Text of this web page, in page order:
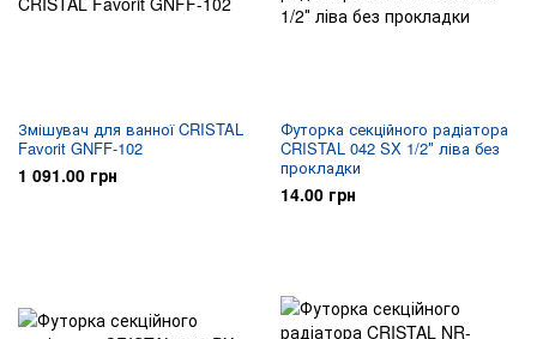
Змішувач для ванної CRISTAL
Favorit GNFF-102
1 091.00 грн
Футорка секційного радіатора
CRISTAL 042 SX 1/2″ ліва без
прокладки
14.00 грн